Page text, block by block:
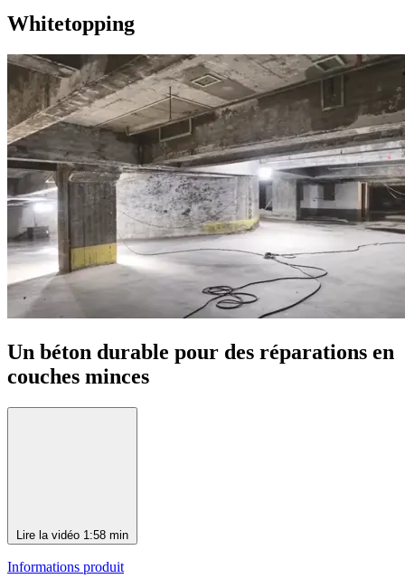
Whitetopping
Un béton durable pour des réparations en
couches minces
Lire la vidéo 1:58 min
Informations produit